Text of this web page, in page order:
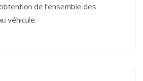
de l’ensemble des
véhicule.